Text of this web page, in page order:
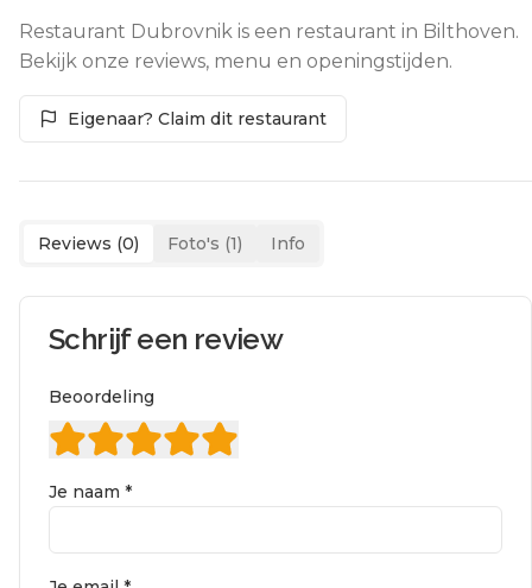
Restaurant Dubrovnik is een restaurant in Bilthoven.
Bekijk onze reviews, menu en openingstijden.
Eigenaar? Claim dit restaurant
Reviews (0) Foto's (1) Info
Schrijf een review
Beoordeling
Je naam *